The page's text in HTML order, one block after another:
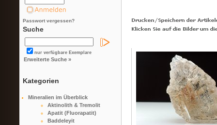
Passwort vergessen?
Suche
nur verfügbare Exemplare
Erweiterte Suche »
Kategorien
Mineralien im Überblick
Aktinolith & Tremolit
Apatit (Fluorapatit)
Baddeleyit